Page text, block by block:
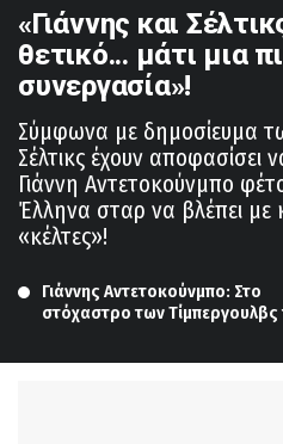
«Γιάννης και
θετικό... μάτι μια
συνεργασία»!
Σύμφωνα με δημοσίευμα
Σέλτικς έχουν αποφασίσει
Γιάννη Αντετοκούνμπο
Έλληνα σταρ να βλέπει με
«κέλτες»!
Γιάννης Αντετοκούνμπο: Στο
στόχαστρο των Τίμπεργουλβς